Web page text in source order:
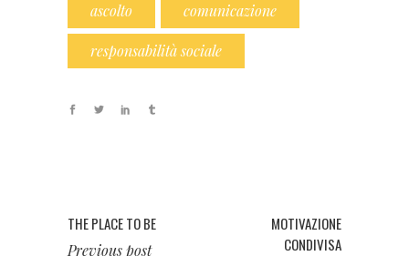
ascolto comunicazione
responsabilità sociale
THE PLACE TO BE
Previous post
MOTIVAZIONE
CONDIVISA